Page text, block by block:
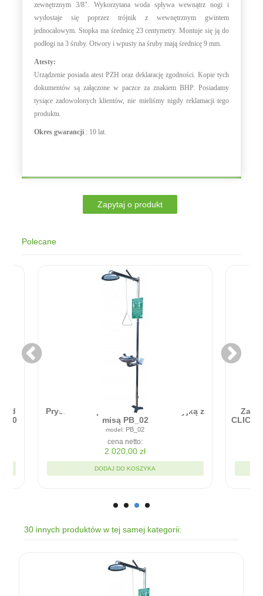
zewnętrznym 3/8". Wykorzytana woda spływa wewnątrz nogi i
wydostaje się poprzez trójnik z wewnętrznym gwintem
jednocalowym. Stopka ma średnicę 23 centymetry. Montuje się ją do
podłogi na 3 śruby. Otwory i wpusty na śruby mają średnicę 9 mm.
Atesty:
Urządzenie posiada atest PZH oraz deklarację zgodności. Kopie tych
dokumentów są załączone w paczce za znakiem BHP. Posiadamy
tysiące zadowolonych klientów, nie mieliśmy nigdy reklamacji tego
produktu.
Okres gwarancji : 10 lat.
Polecane
przeciwpowodziowa - RAPID
- Błyskawiczna bariera w montażu
DODAJ DO KOSZYKA
30 innych produktów w tej samej kategorii: